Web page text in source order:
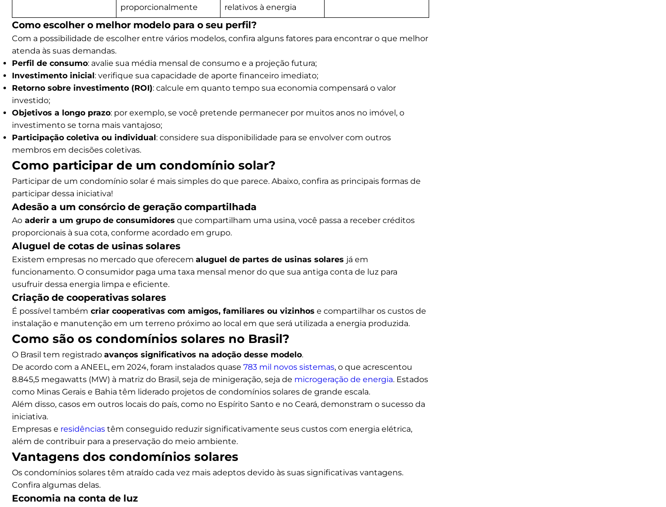
proporcionalmente
relativos à energia
Como escolher o melhor modelo para o seu perfil?
Com a possibilidade de escolher entre vários modelos, confira alguns fatores para encontrar o que melhor
atenda às suas demandas.
Perfil de consumo: avalie sua média mensal de consumo e a projeção futura;
Investimento inicial: verifique sua capacidade de aporte financeiro imediato;
Retorno sobre investimento (ROI): calcule em quanto tempo sua economia compensará o valor
investido;
Objetivos a longo prazo: por exemplo, se você pretende permanecer por muitos anos no imóvel, o
investimento se torna mais vantajoso;
Participação coletiva ou individual: considere sua disponibilidade para se envolver com outros
membros em decisões coletivas.
Como participar de um condomínio solar?
Participar de um condomínio solar é mais simples do que parece. Abaixo, confira as principais formas de
participar dessa iniciativa!
Adesão a um consórcio de geração compartilhada
Ao aderir a um grupo de consumidores que compartilham uma usina, você passa a receber créditos
proporcionais à sua cota, conforme acordado em grupo.
Aluguel de cotas de usinas solares
Existem empresas no mercado que oferecem aluguel de partes de usinas solares já em
funcionamento. O consumidor paga uma taxa mensal menor do que sua antiga conta de luz para
usufruir dessa energia limpa e eficiente.
Criação de cooperativas solares
É possível também criar cooperativas com amigos, familiares ou vizinhos e compartilhar os custos de
instalação e manutenção em um terreno próximo ao local em que será utilizada a energia produzida.
Como são os condomínios solares no Brasil?
O Brasil tem registrado avanços significativos na adoção desse modelo.
De acordo com a ANEEL, em 2024, foram instalados quase 783 mil novos sistemas, o que acrescentou
8.845,5 megawatts (MW) à matriz do Brasil, seja de minigeração, seja de microgeração de energia. Estados
como Minas Gerais e Bahia têm liderado projetos de condomínios solares de grande escala.
Além disso, casos em outros locais do país, como no Espírito Santo e no Ceará, demonstram o sucesso da
iniciativa.
Empresas e residências têm conseguido reduzir significativamente seus custos com energia elétrica,
além de contribuir para a preservação do meio ambiente.​
Vantagens dos condomínios solares
Os condomínios solares têm atraído cada vez mais adeptos devido às suas significativas vantagens.
Confira algumas delas.
Economia na conta de luz